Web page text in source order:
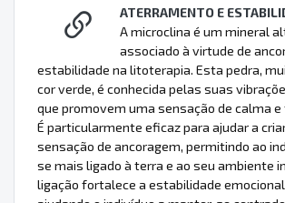
ATERRAMENTO E
A microclina é um mineral
associado à virtude de
estabilidade na litoterapia. Esta pedra,
cor verde, é conhecida pelas suas
que promovem uma sensação de calma
É particularmente eficaz para ajudar a
sensação de ancoragem, permitindo ao
se mais ligado à terra e ao seu ambiente
ligação fortalece a estabilidade